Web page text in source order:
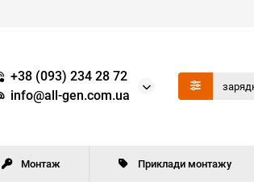
+38 (093) 234 28 72
info@all-gen.com.ua
Монтаж Приклади монтажу